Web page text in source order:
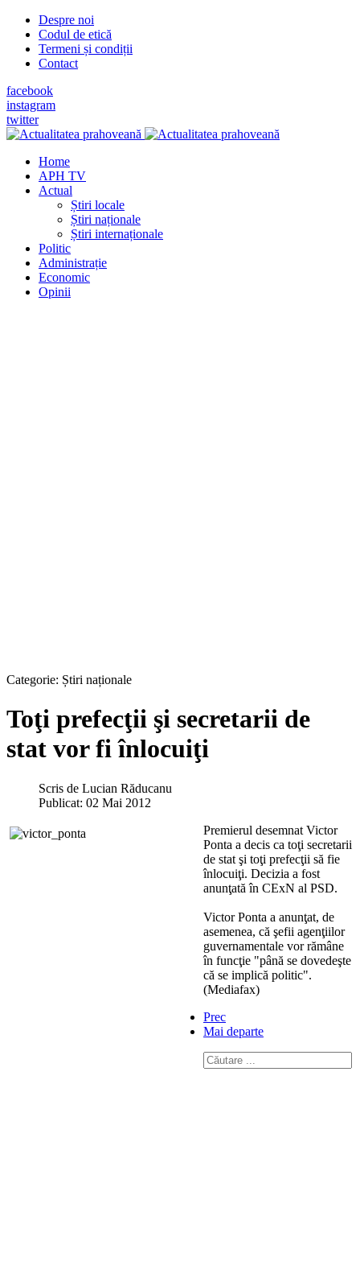
Despre noi
Codul de etică
Termeni și condiții
Contact
facebook
instagram
twitter
Home
APH TV
Actual
Știri locale
Știri naționale
Știri internaționale
Politic
Administrație
Economic
Opinii
Categorie: Știri naționale
Toţi prefecţii şi secretarii de
stat vor fi înlocuiţi
Scris de Lucian Răducanu
Publicat: 02 Mai 2012
Premierul desemnat Victor
Ponta a decis ca toţi secretarii
de stat şi toţi prefecţii să fie
înlocuiţi. Decizia a fost
anunţată în CExN al PSD.
Victor Ponta a anunţat, de
asemenea, că şefii agenţiilor
guvernamentale vor rămâne
în funcţie "până se dovedeşte
că se implică politic".
(Mediafax)
Prec
Mai departe